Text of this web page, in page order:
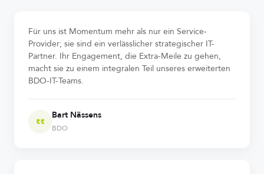
Für uns ist Momentum mehr als nur ein Service-
Provider; sie sind ein verlässlicher strategischer IT-
Partner. Ihr Engagement, die Extra-Meile zu gehen,
macht sie zu einem integralen Teil unseres erweiterten
BDO-IT-Teams.
Bart Nässens
BDO